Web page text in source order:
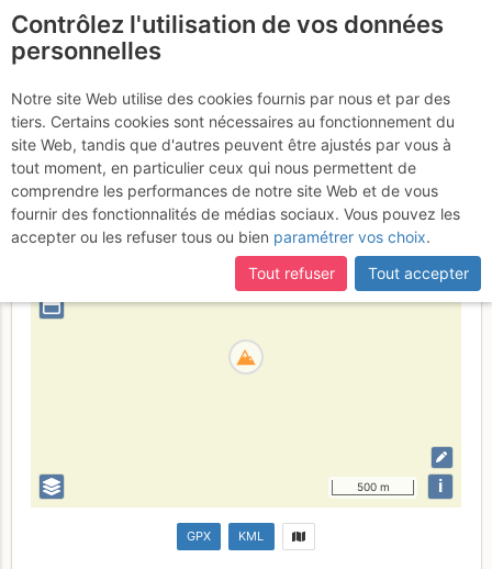
Aiguille du Pissoir
Suisse Valais Mont-Blanc
+
–
500 m i
GPX KML
Contrôlez l'utilisation de vos données
personnelles
Notre site Web utilise des cookies fournis par nous et par des
tiers. Certains cookies sont nécessaires au fonctionnement du
site Web, tandis que d'autres peuvent être ajustés par vous à
tout moment, en particulier ceux qui nous permettent de
comprendre les performances de notre site Web et de vous
fournir des fonctionnalités de médias sociaux. Vous pouvez les
accepter ou les refuser tous ou bien paramétrer vos choix.
Tout refuser
Tout accepter